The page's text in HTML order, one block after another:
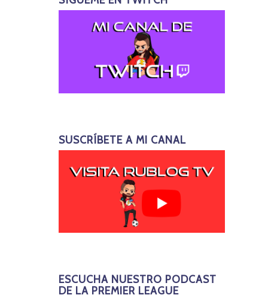
SUSCRÍBETE A MI CANAL
ESCUCHA NUESTRO PODCAST
DE LA PREMIER LEAGUE